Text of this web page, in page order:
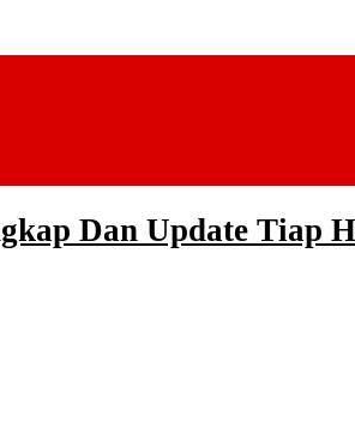
Dan Update Tiap